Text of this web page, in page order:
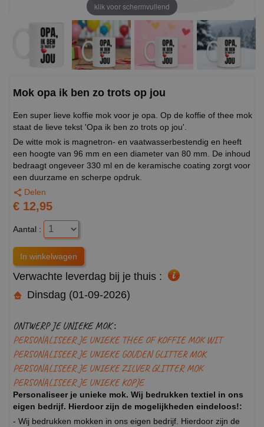
klik voor schermvullend
Mok opa ik ben zo trots op jou
Een super lieve koffie mok voor je opa. Op de koffie of thee mok
staat de lieve tekst 'Opa ik ben zo trots op jou'.
De witte mok is magnetron- en vaatwasserbestendig en heeft
een hoogte van 96 mm en een diameter van 80 mm. De inhoud
bedraagt ongeveer 330 ml en de keramische coating zorgt voor
een duurzame en scherpe opdruk.
Delen
€ 12,95
Aantal :
Verwachte leverdag bij je thuis :
Dinsdag (01-09-2026)
ONTWERP JE UNIEKE MOK :
PERSONALISEER JE UNIEKE THEE OF KOFFIE MOK WIT
PERSONALISEER JE UNIEKE GOUDEN GLITTER MOK
PERSONALISEER JE UNIEKE ZILVER GLITTER MOK
PERSONALISEER JE UNIEKE KOPJE
Personaliseer je unieke mok. Wij bedrukken textiel in ons
eigen bedrijf. Hierdoor zijn de mogelijkheden eindeloos!:
- Wij bedrukken mokken in ons eigen bedrijf. Hierdoor zijn de